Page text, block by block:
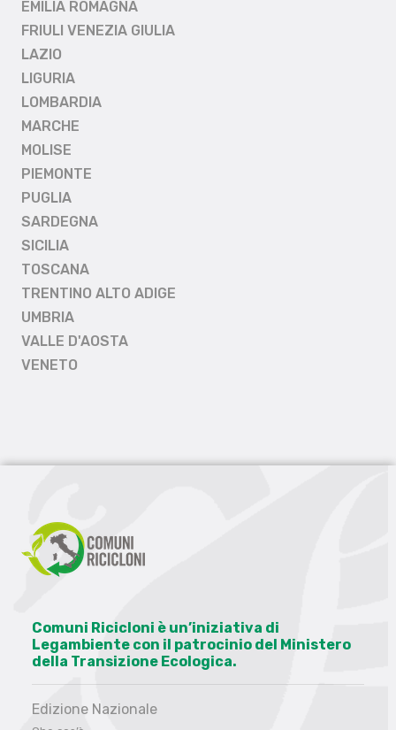
EMILIA ROMAGNA
FRIULI VENEZIA GIULIA
LAZIO
LIGURIA
LOMBARDIA
MARCHE
MOLISE
PIEMONTE
PUGLIA
SARDEGNA
SICILIA
TOSCANA
TRENTINO ALTO ADIGE
UMBRIA
VALLE D'AOSTA
VENETO
Comuni Ricicloni è un’iniziativa di
Legambiente con il patrocinio del Ministero
della Transizione Ecologica.
Edizione Nazionale